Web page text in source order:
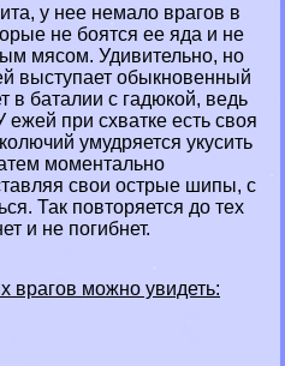
у нее немало врагов в
не боятся ее яда и не
мясом. Удивительно, но
выступает обыкновенный
в баталии с гадюкой, ведь
ежей при схватке есть своя
умудряется укусить
моментально
свои острые шипы, с
Так повторяется до тех
и не погибнет.
врагов можно увидеть: